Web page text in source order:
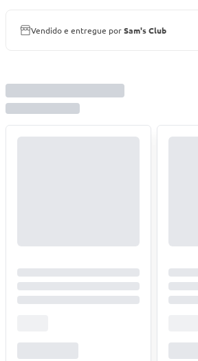
Vendido e entregue porSam's Club